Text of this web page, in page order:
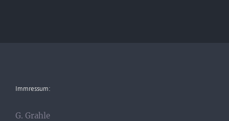
Immressum:
G. Grahle